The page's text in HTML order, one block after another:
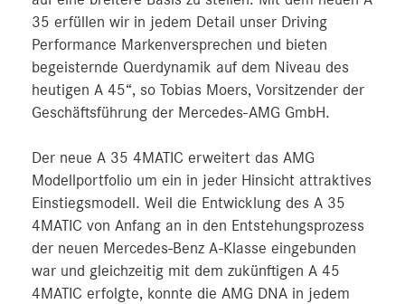
35 erfüllen wir in jedem Detail unser Driving
Performance Markenversprechen und bieten
begeisternde Querdynamik auf dem Niveau des
heutigen A 45“, so Tobias Moers, Vorsitzender der
Geschäftsführung der Mercedes-AMG GmbH.
Der neue A 35 4MATIC erweitert das AMG
Modellportfolio um ein in jeder Hinsicht attraktives
Einstiegsmodell. Weil die Entwicklung des A 35
4MATIC von Anfang an in den Entstehungsprozess
der neuen Mercedes-Benz A-Klasse eingebunden
war und gleichzeitig mit dem zukünftigen A 45
4MATIC erfolgte, konnte die AMG DNA in jedem